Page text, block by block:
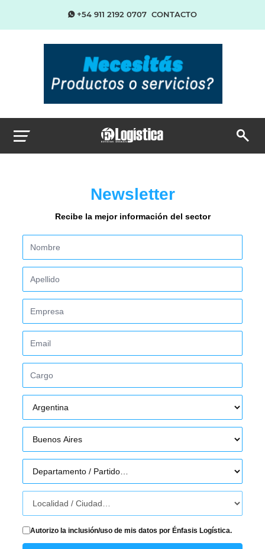
+54 911 2192 0707 CONTACTO
Newsletter
Recibe la mejor información del sector
Autorizo la inclusión/uso de mis datos por Énfasis Logística.